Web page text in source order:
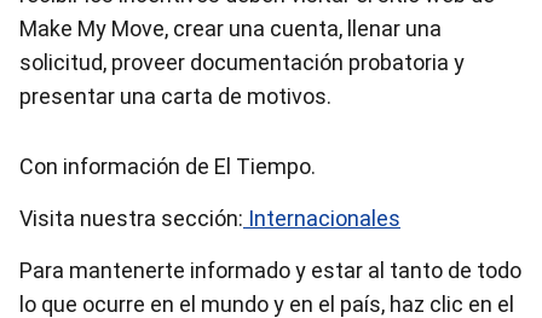
Make My Move, crear una cuenta, llenar una
solicitud, proveer documentación probatoria y
presentar una carta de motivos.
Con información de El Tiempo.
Visita nuestra sección: Internacionales
Para mantenerte informado y estar al tanto de todo
lo que ocurre en el mundo y en el país, haz clic en el